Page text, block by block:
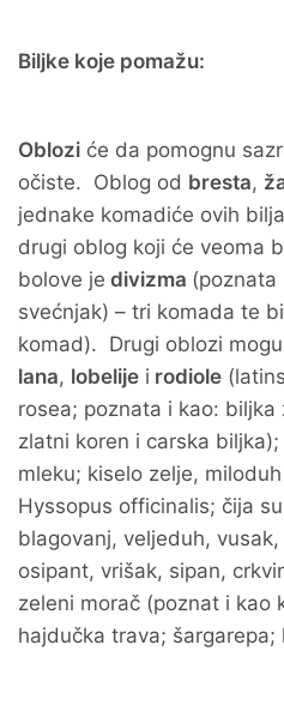
Biljke koje pomažu:
Oblozi će da pomognu
očiste. Oblog od bresta,
jednake komadiće ovih
drugi oblog koji će veoma
bolove je divizma (poznata
svećnjak) – tri komada te
komad). Drugi oblozi
lana, lobelije i rodiole
rosea; poznata i kao:
zlatni koren i carska biljka);
mleku; kiselo zelje,
Hyssopus officinalis; čija
blagovanj, veljeduh,
osipant, vrišak, sipan,
zeleni morač (poznat i kao
hajdučka trava; šargarepa;